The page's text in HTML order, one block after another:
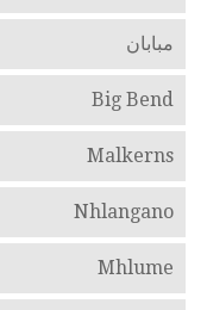
مبابان
Big Bend
Malkerns
Nhlangano
Mhlume